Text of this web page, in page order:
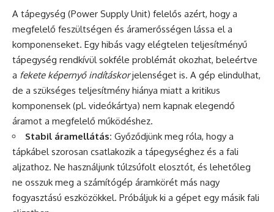
A tápegység (Power Supply Unit) felelős azért, hogy a
megfelelő feszültségen és áramerősségen lássa el a
komponenseket. Egy hibás vagy elégtelen teljesítményű
tápegység rendkívül sokféle problémát okozhat, beleértve
a fekete képernyő indításkorjelenséget is. A gép elindulhat,
de a szükséges teljesítmény hiánya miatt a kritikus
komponensek (pl. videókártya) nem kapnak elegendő
áramot a megfelelő működéshez.
Stabil áramellátás: Győződjünk meg róla, hogy a
tápkábel szorosan csatlakozik a tápegységhez és a fali
aljzathoz. Ne használjunk túlzsúfolt elosztót, és lehetőleg
ne osszuk meg a számítógép áramkörét más nagy
fogyasztású eszközökkel. Próbáljuk ki a gépet egy másik fali